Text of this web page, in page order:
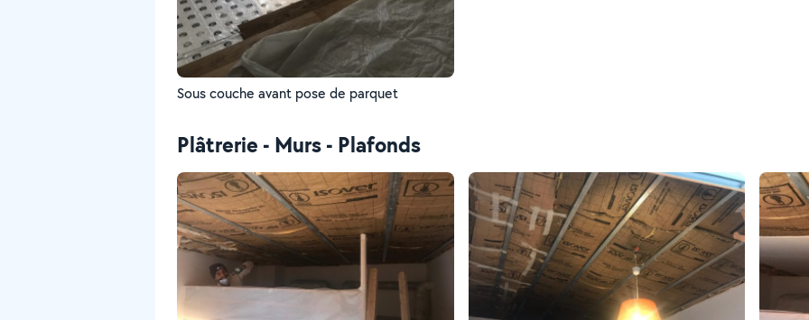
Sous couche avant pose de parquet
Plâtrerie - Murs - Plafonds